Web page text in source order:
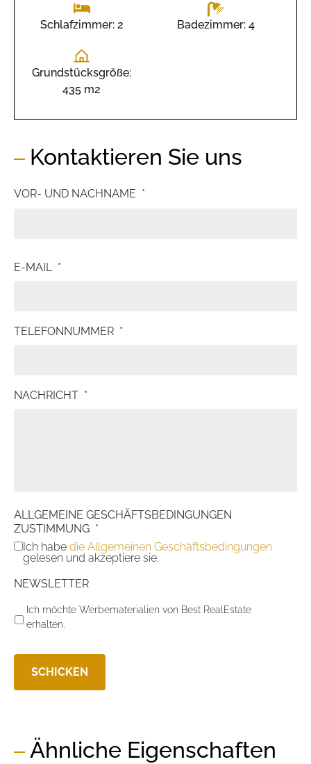
Schlafzimmer: 2 Badezimmer: 4
Grundstücksgröße:
435 m2
Kontaktieren Sie uns
VOR- UND NACHNAME *
E-MAIL *
TELEFONNUMMER *
NACHRICHT *
ALLGEMEINE GESCHÄFTSBEDINGUNGEN
ZUSTIMMUNG *
Ich habe die Allgemeinen Geschäftsbedingungen
gelesen und akzeptiere sie.
NEWSLETTER
Ich möchte Werbematerialien von Best RealEstate
erhalten.
Ähnliche Eigenschaften